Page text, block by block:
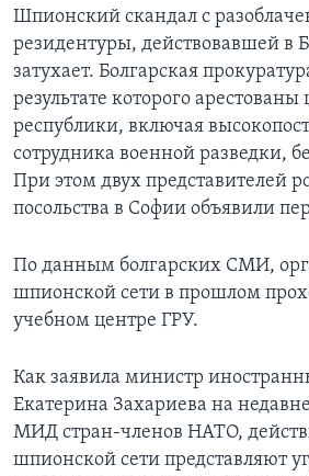
Шпионский скандал с
резидентуры, действовавшей в
затухает. Болгарская
результате которого
республики, включая
сотрудника военной разведки,
При этом двух представителей
посольства в Софии объявили
По данным болгарских СМИ,
шпионской сети в прошлом
учебном центре ГРУ.
Как заявила министр
Екатерина Захариева на
МИД стран-членов НАТО,
шпионской сети представляют